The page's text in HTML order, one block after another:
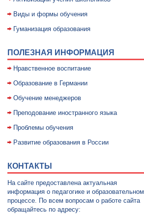
Виды и формы обучения
Гуманизация образования
ПОЛЕЗНАЯ ИНФОРМАЦИЯ
Нравственное воспитание
Образование в Германии
Обучение менеджеров
Преподование иностранного языка
Проблемы обучения
Развитие образования в России
КОНТАКТЫ
На сайте предоставлена актуальная
информация о педагогике и образовательном
процессе. По всем вопросам о работе сайта
обращайтесь по адресу: